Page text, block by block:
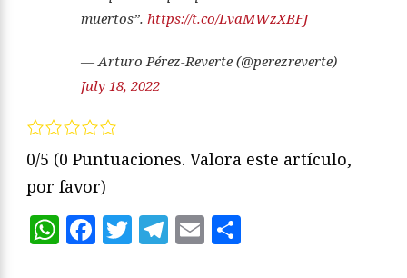
muertos”. https://t.co/LvaMWzXBFJ
— Arturo Pérez-Reverte (@perezreverte)
July 18, 2022
0/5 (0 Puntuaciones. Valora este artículo,
por favor)
WhatsApp
Facebook
Twitter
Telegram
Email